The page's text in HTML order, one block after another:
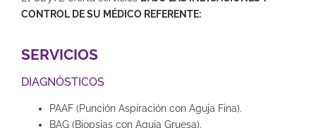
CONTROL DE SU MÉDICO REFERENTE:
SERVICIOS
DIAGNÓSTICOS
PAAF (Punción Aspiración con Aguja Fina).
BAG (Biopsias con Aguja Gruesa).